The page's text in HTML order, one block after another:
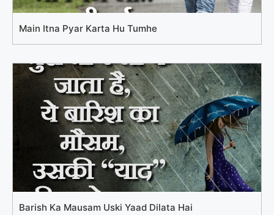
Main Itna Pyar Karta Hu Tumhe
Barish Ka Mausam Uski Yaad Dilata Hai